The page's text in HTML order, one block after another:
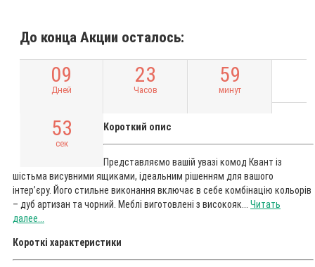
До конца Акции осталось:
09
Дней
23
Часов
59
минут
52
сек
Короткий опис
Представляємо вашій увазі комод Квант із
шістьма висувними ящиками, ідеальним рішенням для вашого
інтер’єру. Його стильне виконання включає в себе комбінацію кольорів
– дуб артизан та чорний. Меблі виготовлені з високояк... Читать
далее...
Короткі характеристики